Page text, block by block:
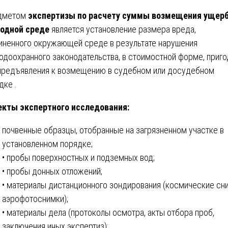
экспертизы по расчету суммы возмещения
среде является установление размера вреда,
окружающей среде в результате нарушения
законодательства, в стоимостной форме,
к возмещению в судебном или досудебном
.
экспертного исследования:
почвенные образцы, отобранные на загрязненном участке в
установленном порядке;
• пробы поверхностных и подземных вод;
• пробы донных отложений;
• материалы дистанционного зондирования (космические
аэрофотоснимки);
• материалы дела (протоколы осмотра, акты отбора проб,